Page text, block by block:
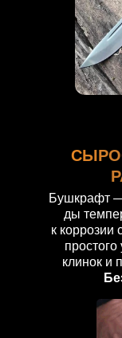
Бушкрафт —
ды
к коррозии
клинок и